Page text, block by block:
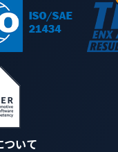
いて
チェーンを実行
コンテスト結果